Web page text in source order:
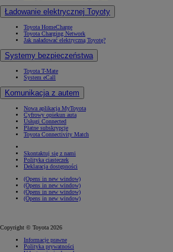
Ładowanie elektrycznej Toyoty
Toyota HomeCharge
Toyota Charging Network
Jak naładować elektryczną Toyotę?
Systemy bezpieczeństwa
Toyota T-Mate
System eCall
Komunikacja z autem
Nowa aplikacja MyToyota
Cyfrowy opiekun auta
Usługi Connected
Płatne subskrypcje
Toyota Connectivity Match
Skontaktuj się z nami
Polityka ciasteczek
Deklaracja dostępności
(Opens in new window)
(Opens in new window)
(Opens in new window)
(Opens in new window)
Copyright © Toyota 2026
Informacje prawne
Polityka prywatności